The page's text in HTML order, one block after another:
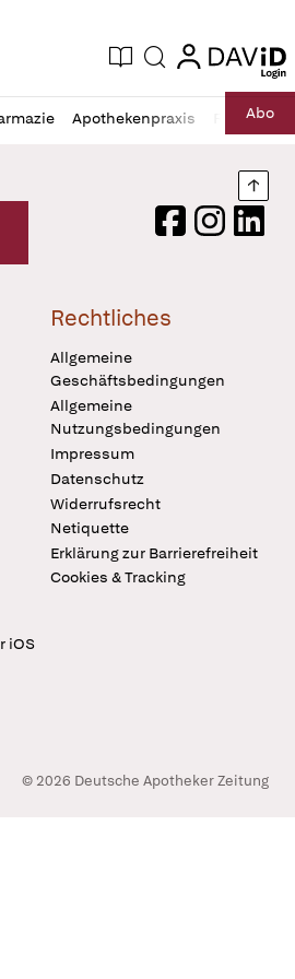
Zeitung
Aktuelle Ausgabe
Suche login
login
Apothekenpraxis RechtAbo
Logo
FacebookInstagram
Rechtliches
Allgemeine
Geschäftsbedingungen
Allgemeine
Nutzungsbedingungen
Impressum
Datenschutz
Widerrufsrecht
Netiquette
Erklärung zur Barrierefreiheit
Cookies & Tracking
iOS
© 2026 Deutsche Apotheker Zeitung